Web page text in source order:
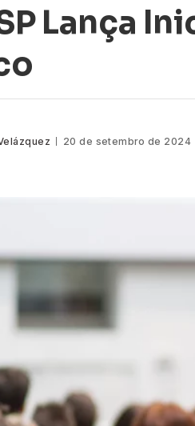
Lança
20 de setembro de 2024